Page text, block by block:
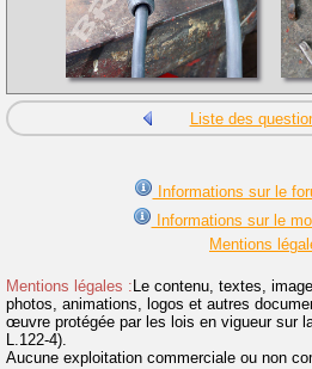
Liste des
Informations sur le
Informations sur le
Mentions
Mentions légales : Le contenu, textes,
photos, animations, logos et autres
œuvre protégée par les lois en vigueur sur
L.122-4).
Aucune exploitation commerciale ou non